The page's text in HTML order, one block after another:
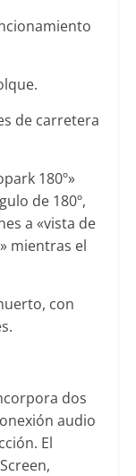
de carretera
180º»
de 180º,
a «vista de
mientras el
con
dos
audio
El